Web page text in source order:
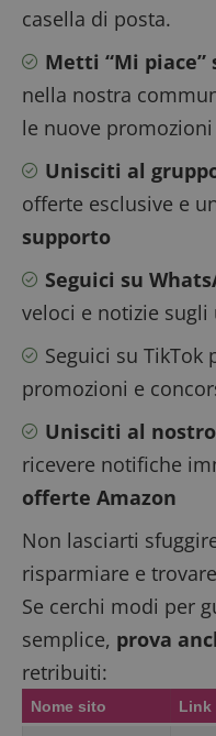
casella di posta.
Metti “Mi piace”
nella nostra
le nuove promozioni
Unisciti al
offerte esclusive e
supporto
Seguici su
veloci e notizie
Seguici su TikTok
promozioni e
Unisciti al
ricevere notifiche
offerte Amazon
Non lasciarti
risparmiare e
Se cerchi modi per
semplice, prova
retribuiti:
Nome sito Link
_pk_ses.1.938b
FCCDCF